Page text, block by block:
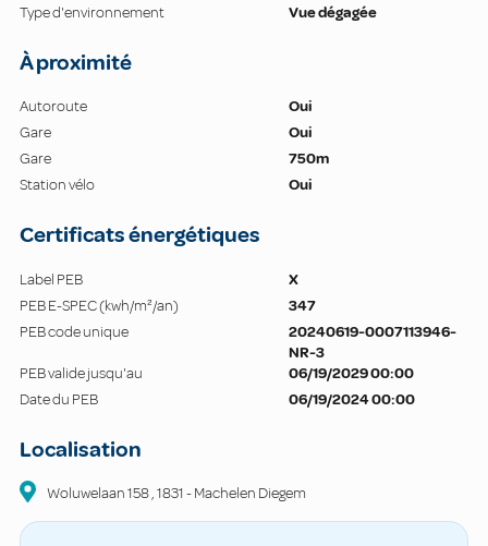
Type d'environnement Vue dégagée
À proximité
Autoroute
Oui
Gare
Oui
Gare
750m
Station vélo
Oui
Certificats énergétiques
Label PEB
X
PEB E-SPEC (kwh/m²/an)
347
PEB code unique
20240619-0007113946-
NR-3
PEB valide jusqu'au
06/19/2029 00:00
Date du PEB
06/19/2024 00:00
Localisation
Woluwelaan158,1831-Machelen Diegem